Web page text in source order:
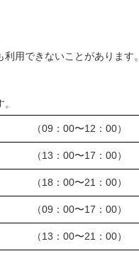
用できないことがあります。
（09：00〜12：00）
（13：00〜17：00）
（18：00〜21：00）
（09：00〜17：00）
（13：00〜21：00）